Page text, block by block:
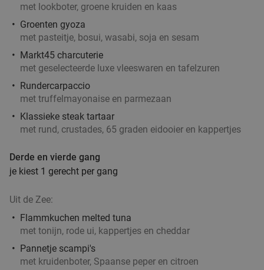
met lookboter, groene kruiden en kaas
Groenten gyoza
met pasteitje, bosui, wasabi, soja en sesam
Markt45 charcuterie
met geselecteerde luxe vleeswaren en tafelzuren
Rundercarpaccio
met truffelmayonaise en parmezaan
Klassieke steak tartaar
met rund, crustades, 65 graden eidooier en kappertjes
Derde en vierde gang
je kiest 1 gerecht per gang
Uit de Zee:
Flammkuchen melted tuna
met tonijn, rode ui, kappertjes en cheddar
Pannetje scampi's
met kruidenboter, Spaanse peper en citroen